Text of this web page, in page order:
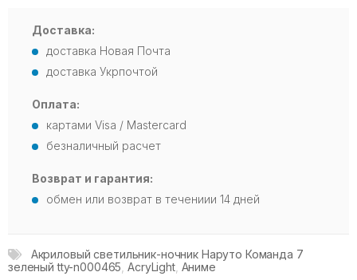
Доставка:
доставка Новая Почта
доставка Укрпочтой
Оплата:
картами Visa / Mastercard
безналичный расчет
Возврат и гарантия:
обмен или возврат в течениии 14 дней
Акриловый светильник-ночник Наруто Команда 7
зеленый tty-n000465 ,AcryLight, Аниме